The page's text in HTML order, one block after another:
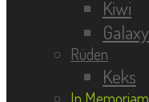
Kiwi
Galaxy
Rüden
Keks
In Memoriam